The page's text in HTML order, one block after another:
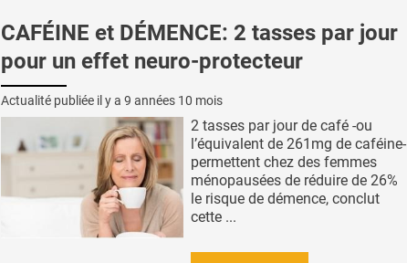
CAFÉINE et DÉMENCE: 2 tasses par jour
pour un effet neuro-protecteur
Actualité publiée il y a 9 années 10 mois
2 tasses par jour de café -ou
l’équivalent de 261mg de caféine-
permettent chez des femmes
ménopausées de réduire de 26%
le risque de démence, conclut
cette ...